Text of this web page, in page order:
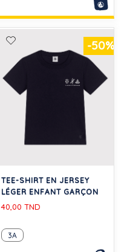
-50%
TEE-SHIRT EN JERSEY
LÉGER ENFANT GARÇON
40,00 TND
3A